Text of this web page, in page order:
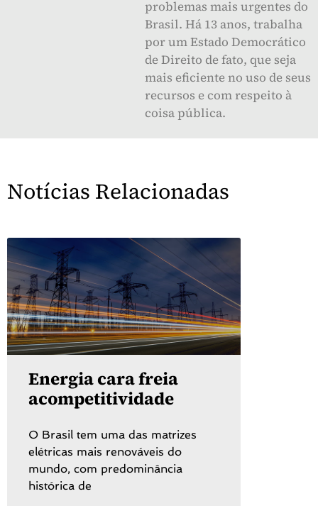
problemas mais urgentes do
Brasil. Há 13 anos, trabalha
por um Estado Democrático
de Direito de fato, que seja
mais eficiente no uso de seus
recursos e com respeito à
coisa pública.
Notícias Relacionadas
Energia cara freia
acompetitividade
O Brasil tem uma das matrizes
elétricas mais renováveis do
mundo, com predominância
histórica de